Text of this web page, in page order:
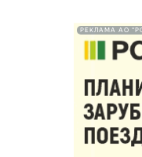
РЕКЛАМА АО